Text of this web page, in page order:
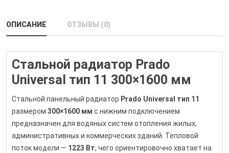
ОПИСАНИЕ ОТЗЫВЫ (0)
Стальной радиатор Prado
Universal тип 11 300×1600 мм
Стальной панельный радиатор Prado Universal тип 11
размером 300×1600 мм с нижним подключением
предназначен для водяных систем отопления жилых,
административных и коммерческих зданий. Тепловой
поток модели — 1223 Вт, чего ориентировочно хватает на